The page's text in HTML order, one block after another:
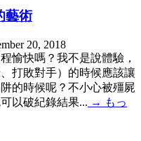
藝術
20, 2018
愉快嗎？我不是說體驗，
打敗對手）的時候應該讓
的時候呢？不小心被殭屍
以破紀錄結果... → もっ